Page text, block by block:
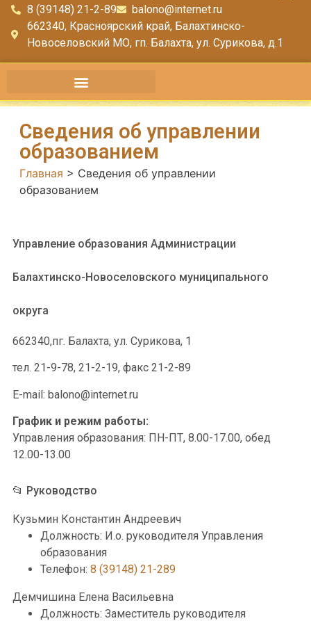
8 (39148) 21-2-89
balono@internet.ru
662340, Красноярский край, Балахтинско-
Новоселовский МО, гп. Балахта, ул. Сурикова, д.1
Сведения об управлении
образованием
Главная > Сведения об управлении
образованием
Управление образования Администрации
Балахтинско-Новоселовского муниципального
округа
662340,пг. Балахта, ул. Сурикова, 1
тел. 21-9-78, 21-2-19, факс 21-2-89
E-mail: balono@internet.ru
График и режим работы:
Управления образования: ПН-ПТ, 8.00-17.00, обед
12.00-13.00
📂 Руководство
Кузьмин Константин Андреевич
Должность: И.о. руководителя Управления
образования
Телефон: 8 (39148) 21-289
Демчишина Елена Васильевна
Должность: Заместитель руководителя